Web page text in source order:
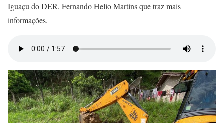
Iguaçu do DER, Fernando Helio Martins que traz mais
informações.